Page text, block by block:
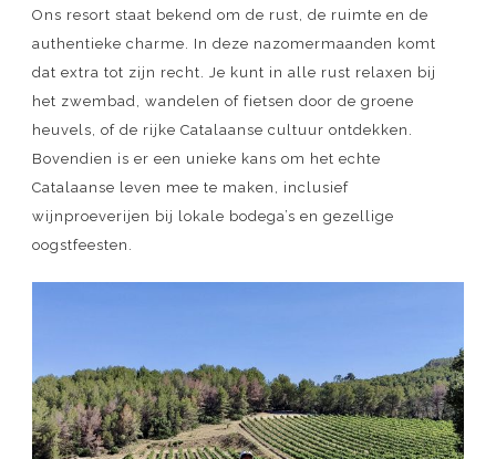
Ons resort staat bekend om de rust, de ruimte en de
authentieke charme. In deze nazomermaanden komt
dat extra tot zijn recht. Je kunt in alle rust relaxen bij
het zwembad, wandelen of fietsen door de groene
heuvels, of de rijke Catalaanse cultuur ontdekken.
Bovendien is er een unieke kans om het echte
Catalaanse leven mee te maken, inclusief
wijnproeverijen bij lokale bodega’s en gezellige
oogstfeesten.